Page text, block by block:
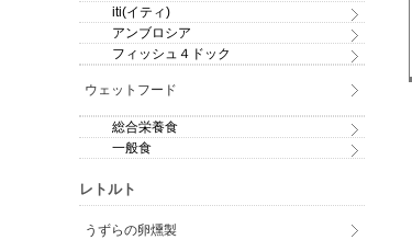
iti(イティ)
アンブロシア
フィッシュ４ドック
ウェットフード
総合栄養食
一般食
レトルト
うずらの卵燻製